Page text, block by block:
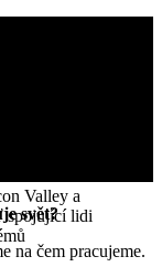
svět?
na čem pracujeme.
Valley a
spojující lidi